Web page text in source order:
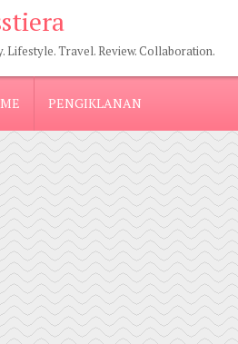
Lifestyle. Travel. Review. Collaboration.
PENGIKLANAN